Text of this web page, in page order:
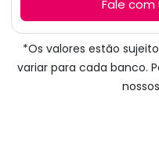
Fale com
*Os valores estão
variar para cada banco.